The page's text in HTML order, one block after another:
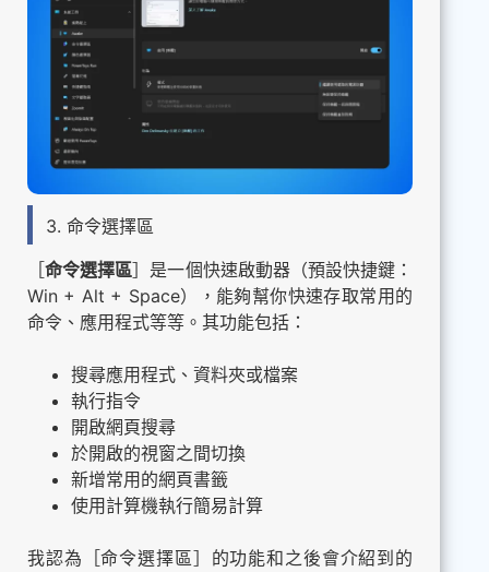
3. 命令選擇區
［命令選擇區］是一個快速啟動器（預設快捷鍵：
Win + Alt + Space），能夠幫你快速存取常用的
命令、應用程式等等。其功能包括：
搜尋應用程式、資料夾或檔案
執行指令
開啟網頁搜尋
於開啟的視窗之間切換
新增常用的網頁書籤
使用計算機執行簡易計算
我認為［命令選擇區］的功能和之後會介紹到的